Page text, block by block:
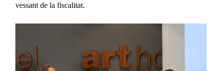
vessant de la fiscalitat.